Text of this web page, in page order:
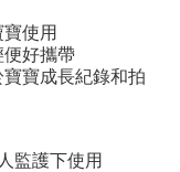
使用
便好攜帶
寶成長紀錄和拍
監護下使用